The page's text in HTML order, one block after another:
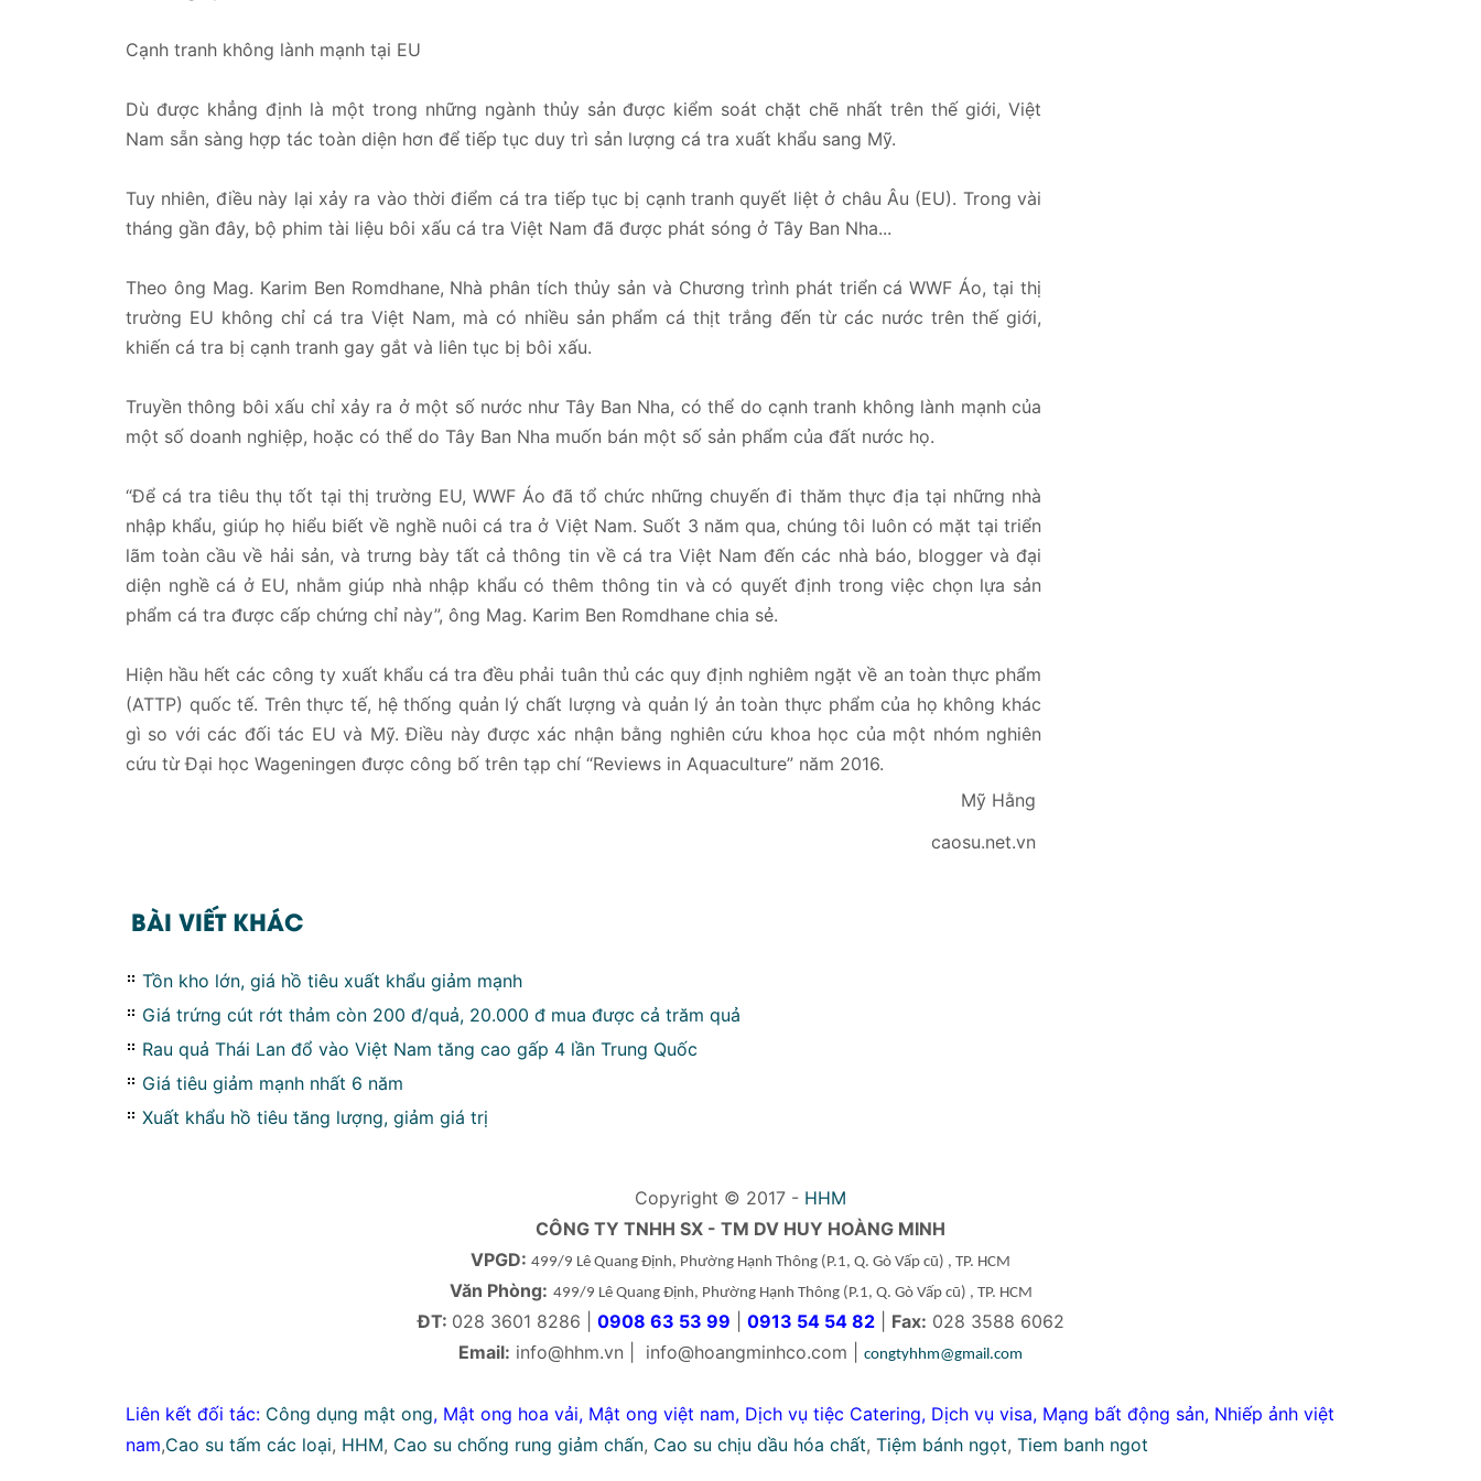
Cạnh tranh không lành mạnh tại EU
Dù được khẳng định là một trong những ngành thủy sản được kiểm soát chặt chẽ nhất trên thế giới, Việt
Nam sẵn sàng hợp tác toàn diện hơn để tiếp tục duy trì sản lượng cá tra xuất khẩu sang Mỹ.
Tuy nhiên, điều này lại xảy ra vào thời điểm cá tra tiếp tục bị cạnh tranh quyết liệt ở châu Âu (EU). Trong vài
tháng gần đây, bộ phim tài liệu bôi xấu cá tra Việt Nam đã được phát sóng ở Tây Ban Nha...
Theo ông Mag. Karim Ben Romdhane, Nhà phân tích thủy sản và Chương trình phát triển cá WWF Áo, tại thị
trường EU không chỉ cá tra Việt Nam, mà có nhiều sản phẩm cá thịt trắng đến từ các nước trên thế giới,
khiến cá tra bị cạnh tranh gay gắt và liên tục bị bôi xấu.
Truyền thông bôi xấu chỉ xảy ra ở một số nước như Tây Ban Nha, có thể do cạnh tranh không lành mạnh của
một số doanh nghiệp, hoặc có thể do Tây Ban Nha muốn bán một số sản phẩm của đất nước họ.
“Để cá tra tiêu thụ tốt tại thị trường EU, WWF Áo đã tổ chức những chuyến đi thăm thực địa tại những nhà
nhập khẩu, giúp họ hiểu biết về nghề nuôi cá tra ở Việt Nam. Suốt 3 năm qua, chúng tôi luôn có mặt tại triển
lãm toàn cầu về hải sản, và trưng bày tất cả thông tin về cá tra Việt Nam đến các nhà báo, blogger và đại
diện nghề cá ở EU, nhằm giúp nhà nhập khẩu có thêm thông tin và có quyết định trong việc chọn lựa sản
phẩm cá tra được cấp chứng chỉ này”, ông Mag. Karim Ben Romdhane chia sẻ.
Hiện hầu hết các công ty xuất khẩu cá tra đều phải tuân thủ các quy định nghiêm ngặt về an toàn thực phẩm
(ATTP) quốc tế. Trên thực tế, hệ thống quản lý chất lượng và quản lý ản toàn thực phẩm của họ không khác
gì so với các đối tác EU và Mỹ. Điều này được xác nhận bằng nghiên cứu khoa học của một nhóm nghiên
cứu từ Đại học Wageningen được công bố trên tạp chí “Reviews in Aquaculture” năm 2016.
Mỹ Hằng
caosu.net.vn
BÀI VIẾT KHÁC
Tồn kho lớn, giá hồ tiêu xuất khẩu giảm mạnh
Giá trứng cút rớt thảm còn 200 đ/quả, 20.000 đ mua được cả trăm quả
Rau quả Thái Lan đổ vào Việt Nam tăng cao gấp 4 lần Trung Quốc
Giá tiêu giảm mạnh nhất 6 năm
Xuất khẩu hồ tiêu tăng lượng, giảm giá trị
Copyright © 2017 - HHM
CÔNG TY TNHH SX - TM DV HUY HOÀNG MINH
VPGD: 499/9 Lê Quang Định, Phường Hạnh Thông (P.1, Q. Gò Vấp cũ) , TP. HCM
Văn Phòng: 499/9 Lê Quang Định, Phường Hạnh Thông(P.1, Q. Gò Vấp cũ) , TP. HCM
ĐT: 028 3601 8286 | 0908 63 53 99 0913 54 54 82| Fax: 028 3588 6062
Email: info@hhm.vn info@hoangminhco.com congtyhhm@gmail.com
Liên kết đối tác: Công dụng mật ong, Mật ong hoa vải, Mật ong việt nam, Dịch vụ tiệc Catering, Dịch vụ visa, Mạng bất động sản, Nhiếp ảnh việt
nam,Cao su tấm các loại, HHM, Cao su chống rung giảm chấn, Cao su chịu dầu hóa chất, Tiệm bánh ngọt, Tiem banh ngot